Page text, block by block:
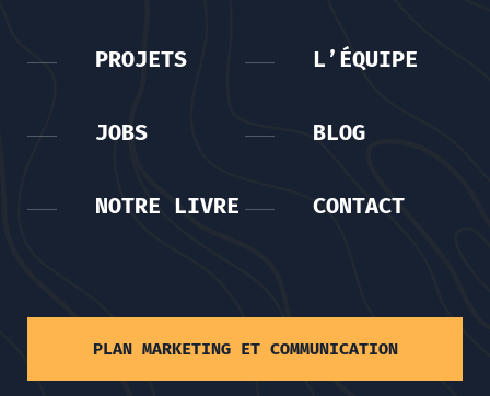
PROJETS L’ÉQUIPE
JOBS BLOG
NOTRE LIVRE CONTACT
PLAN MARKETING ET COMMUNICATION